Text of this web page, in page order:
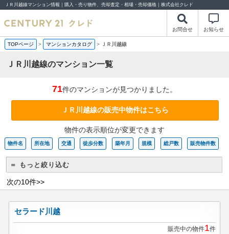
ＪＲ川越線マンション情報｜購入・売り物件、売却査定・相場・売却価格｜株式会社クレド
お問合せ お知らせ
TOPページ > マンションカタログ > ＪＲ川越線
ＪＲ川越線のマンション一覧
71件のマンションが見つかりました。
ＪＲ川越線の販売中物件はこちら
物件の表示順位が変更できます
物件名 所在地 交通 徒歩分数 築年月 規模 総戸数 販売物件数
＝ もっと絞り込む
次の10件>>
セラード川越
販売中の物件1件